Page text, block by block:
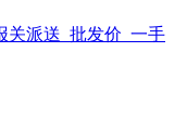
关派送_批发价_一手